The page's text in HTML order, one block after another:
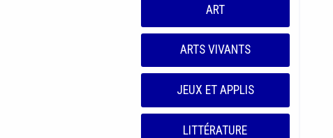
ART
ARTS VIVANTS
JEUX ET APPLIS
LITTÉRATURE